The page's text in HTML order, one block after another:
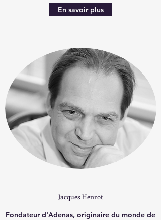
En savoir plus
Jacques Henrot
Fondateur d'Adenas, originaire du monde de